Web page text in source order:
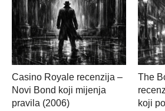
Casino Royale recenzija –
Novi Bond koji mijenja
pravila (2006)
The
koji